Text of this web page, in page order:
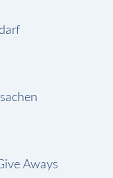
Aways